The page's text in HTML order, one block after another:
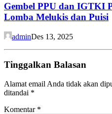
Gembel PPU dan IGTKI
Lomba Melukis dan Puisi
adminDes 13, 2025
Tinggalkan Balasan
Alamat email Anda tidak akan
ditandai *
Komentar *